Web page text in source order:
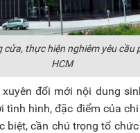
cửa, thực hiện nghiêm yêu
HCM
đổi mới nội dung
tình hình, đặc điểm của
cần chú trọng tổ